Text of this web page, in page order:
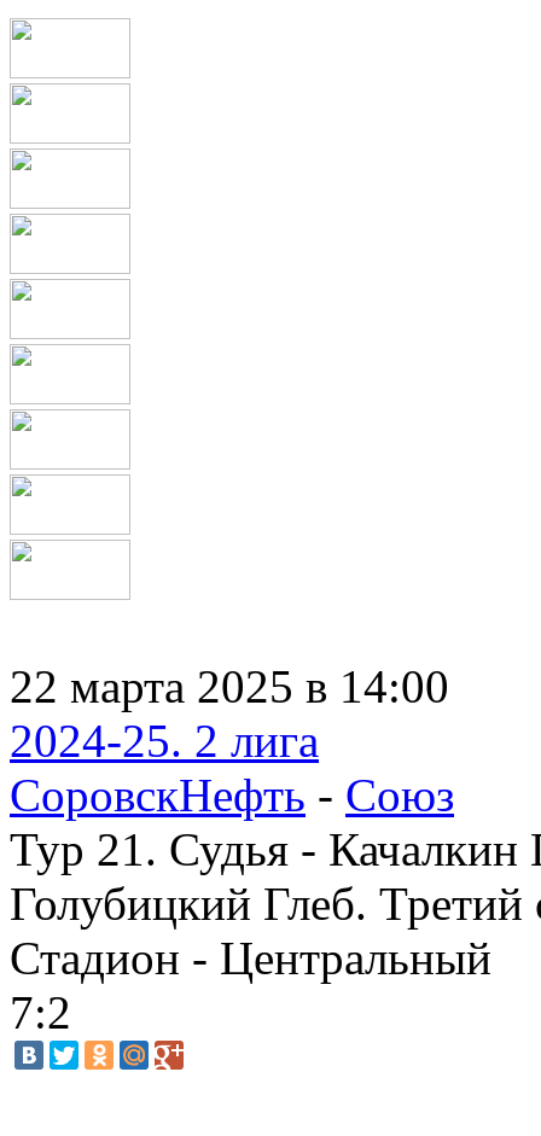
22 марта 2025 в 14:00
2024-25. 2 лига
СоровскНефть - Союз
Тур 21. Судья - Качалкин
Голубицкий Глеб. Третий
Стадион - Центральный
7:2